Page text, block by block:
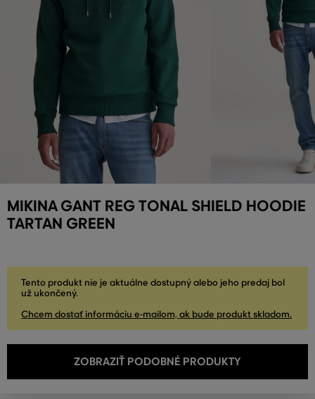
MIKINA GANT REG TONAL SHIELD HOODIE
TARTAN GREEN
Tento produkt nie je aktuálne dostupný alebo jeho predaj bol
už ukončený.
Chcem dostať informáciu e-mailom, ak bude produkt skladom.
ZOBRAZIŤ PODOBNÉ PRODUKTY